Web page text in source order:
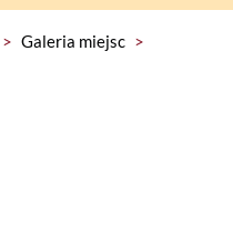
> Galeria miejsc >